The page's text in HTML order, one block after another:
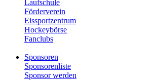
Laufschule
Förderverein
Eissportzentrum
Hockeybörse
Fanclubs
Sponsoren
Sponsorenliste
Sponsor werden